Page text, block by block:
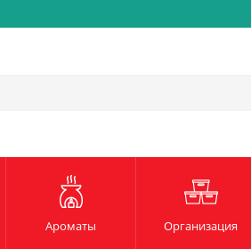
Ароматы Организация